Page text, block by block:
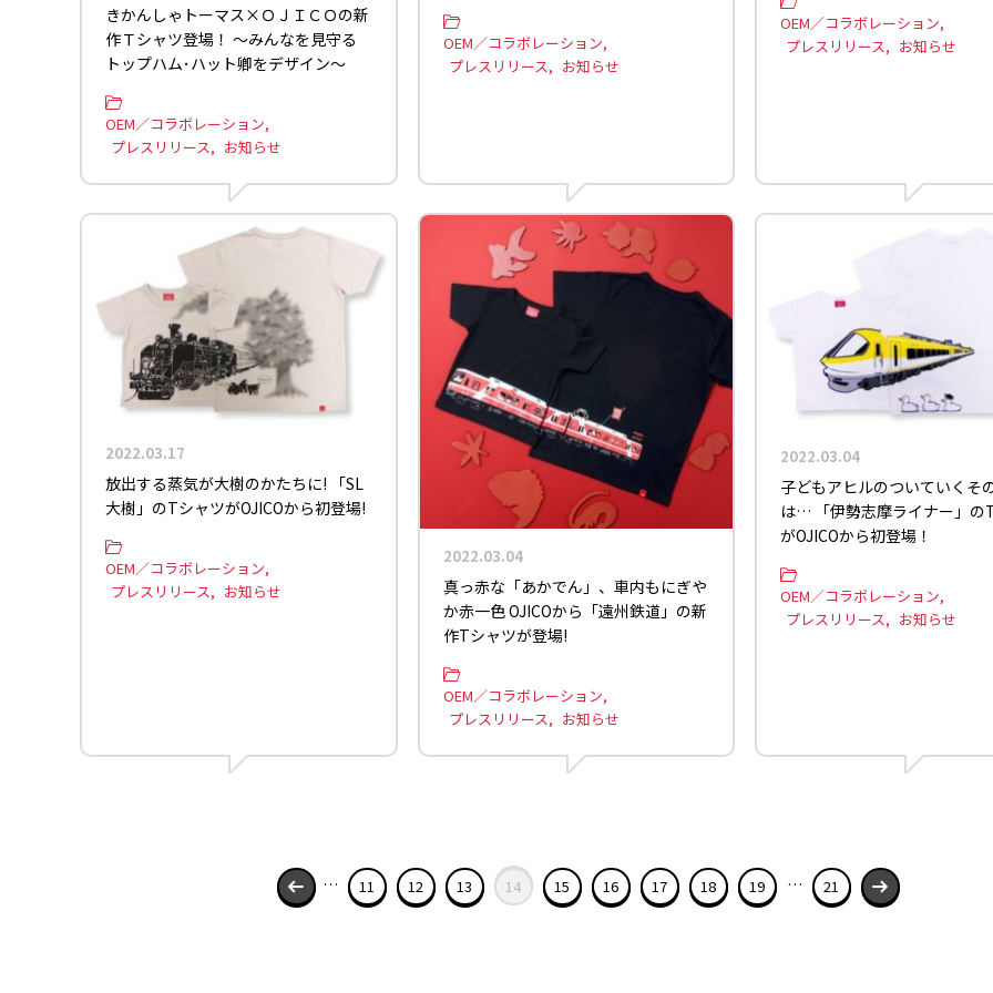
きかんしゃトーマス×ＯＪＩＣＯの新
作Ｔシャツ登場！ ～みんなを見守る
トップハム･ハット卿をデザイン～
OEM／コラボレーション
プレスリリース
お知らせ
OEM／コラボレーション
プレスリリース
お知らせ
OEM／コラボレーション
プレスリリース
お知らせ
2022.03.17
放出する蒸気が大樹のかたちに! 「SL
大樹」のTシャツがOJICOから初登場!
OEM／コラボレーション
プレスリリース
お知らせ
2022.03.04
真っ赤な「あかでん」、車内もにぎや
か赤一色 OJICOから「遠州鉄道」の新
作Tシャツが登場!
OEM／コラボレーション
プレスリリース
お知らせ
2022.03.04
子どもアヒルのついていくそ
は… 「伊勢志摩ライナー」の
がOJICOから初登場！
OEM／コラボレーション
プレスリリース
お知らせ
… 11 12 13 14 15 16 17 18 19 … 21